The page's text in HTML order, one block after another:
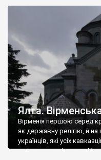
Херсонесі Володимир-
А потім було Хрещення
Ялта.
Вірменія першою серед
як державну релігію, й на
українців, які усіх
є відданими вірянами